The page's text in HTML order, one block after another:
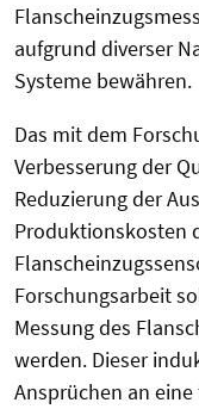
aufgrund diverser
Systeme bewähren.
Das mit dem
Verbesserung der
Reduzierung der
Produktionskosten
Forschungsarbeit
Messung des
werden. Dieser
Ansprüchen an